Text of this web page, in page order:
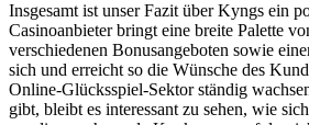
Insgesamt ist unser Fazit über Kyngs ein
Casinoanbieter bringt eine breite Palette
verschiedenen Bonusangeboten sowie
sich und erreicht so die Wünsche des
Online-Glücksspiel-Sektor ständig
gibt, bleibt es interessant zu sehen, wie